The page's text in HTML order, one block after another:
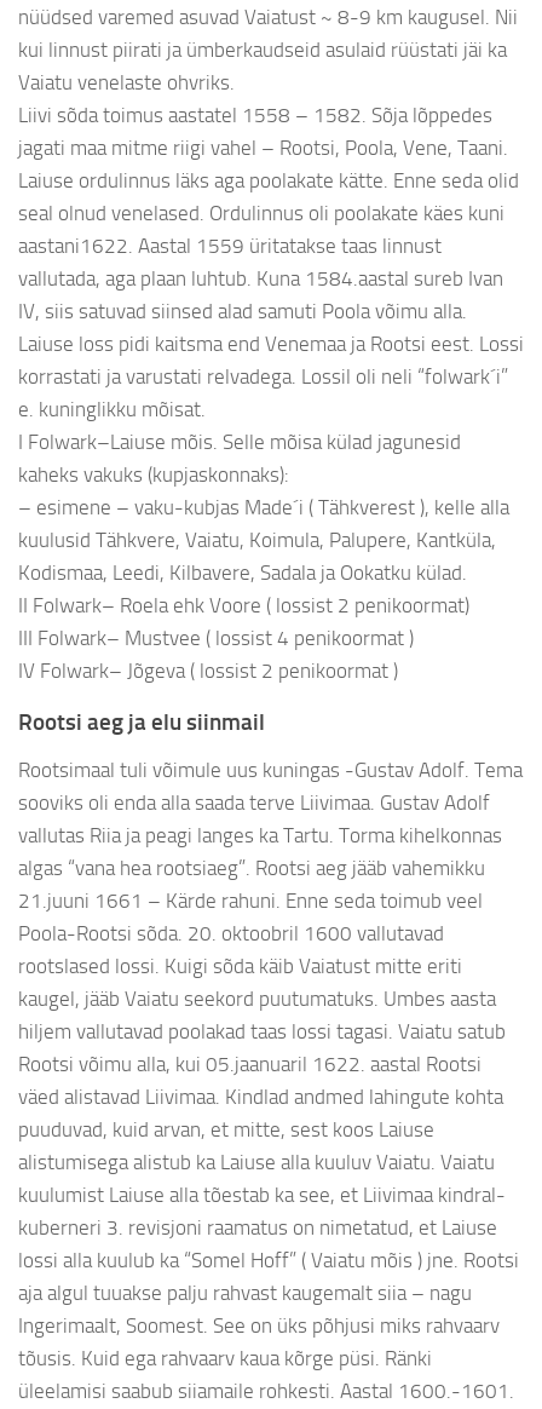
nüüdsed varemed asuvad Vaiatust ~ 8-9 km kaugusel. Nii
kui linnust piirati ja ümberkaudseid asulaid rüüstati jäi ka
Vaiatu venelaste ohvriks.
Liivi sõda toimus aastatel 1558 – 1582. Sõja lõppedes
jagati maa mitme riigi vahel – Rootsi, Poola, Vene, Taani.
Laiuse ordulinnus läks aga poolakate kätte. Enne seda olid
seal olnud venelased. Ordulinnus oli poolakate käes kuni
aastani1622. Aastal 1559 üritatakse taas linnust
vallutada, aga plaan luhtub. Kuna 1584.aastal sureb Ivan
IV, siis satuvad siinsed alad samuti Poola võimu alla.
Laiuse loss pidi kaitsma end Venemaa ja Rootsi eest. Lossi
korrastati ja varustati relvadega. Lossil oli neli “folwark´i”
e. kuninglikku mõisat.
I Folwark–Laiuse mõis. Selle mõisa külad jagunesid
kaheks vakuks (kupjaskonnaks):
– esimene – vaku-kubjas Made´i ( Tähkverest ), kelle alla
kuulusid Tähkvere, Vaiatu, Koimula, Palupere, Kantküla,
Kodismaa, Leedi, Kilbavere, Sadala ja Ookatku külad.
II Folwark– Roela ehk Voore ( lossist 2 penikoormat)
III Folwark– Mustvee ( lossist 4 penikoormat )
IV Folwark– Jõgeva ( lossist 2 penikoormat )
Rootsi aeg ja elu siinmail
Rootsimaal tuli võimule uus kuningas -Gustav Adolf. Tema
sooviks oli enda alla saada terve Liivimaa. Gustav Adolf
vallutas Riia ja peagi langes ka Tartu. Torma kihelkonnas
algas “vana hea rootsiaeg”. Rootsi aeg jääb vahemikku
21.juuni 1661 – Kärde rahuni. Enne seda toimub veel
Poola-Rootsi sõda. 20. oktoobril 1600 vallutavad
rootslased lossi. Kuigi sõda käib Vaiatust mitte eriti
kaugel, jääb Vaiatu seekord puutumatuks. Umbes aasta
hiljem vallutavad poolakad taas lossi tagasi. Vaiatu satub
Rootsi võimu alla, kui 05.jaanuaril 1622. aastal Rootsi
väed alistavad Liivimaa. Kindlad andmed lahingute kohta
puuduvad, kuid arvan, et mitte, sest koos Laiuse
alistumisega alistub ka Laiuse alla kuuluv Vaiatu. Vaiatu
kuulumist Laiuse alla tõestab ka see, et Liivimaa kindral-
kuberneri 3. revisjoni raamatus on nimetatud, et Laiuse
lossi alla kuulub ka “Somel Hoff” ( Vaiatu mõis ) jne. Rootsi
aja algul tuuakse palju rahvast kaugemalt siia – nagu
Ingerimaalt, Soomest. See on üks põhjusi miks rahvaarv
tõusis. Kuid ega rahvaarv kaua kõrge püsi. Ränki
üleelamisi saabub siiamaile rohkesti. Aastal 1600.-1601.